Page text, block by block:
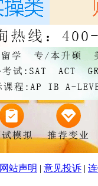
网站声明 | 意见投诉 |